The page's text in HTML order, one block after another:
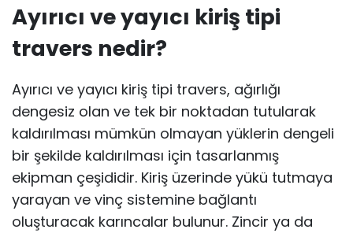
Ayırıcı ve yayıcı kiriş tipi
travers nedir?
Ayırıcı ve yayıcı kiriş tipi travers, ağırlığı
dengesiz olan ve tek bir noktadan tutularak
kaldırılması mümkün olmayan yüklerin dengeli
bir şekilde kaldırılması için tasarlanmış
ekipman çeşididir. Kiriş üzerinde yükü tutmaya
yarayan ve vinç sistemine bağlantı
oluşturacak karıncalar bulunur. Zincir ya da